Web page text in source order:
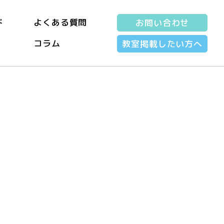
よくある質問
コラム
お問い合わせ
教室掲載したい方へ